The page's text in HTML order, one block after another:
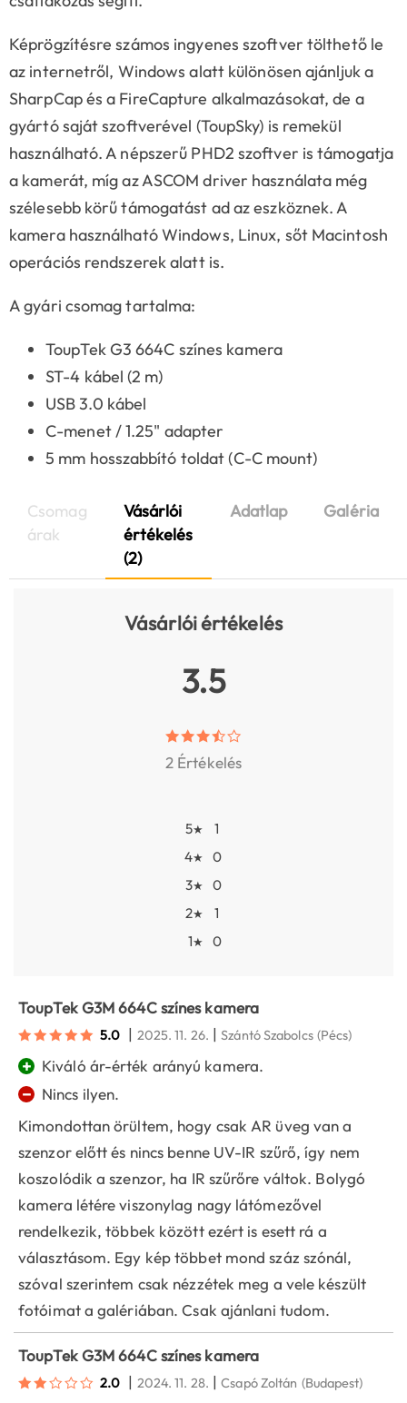
Képrögzítésre számos ingyenes szoftver tölthető le
az internetről, Windows alatt különösen ajánljuk a
SharpCap és a FireCapture alkalmazásokat, de a
gyártó saját szoftverével (ToupSky) is remekül
használható. A népszerű PHD2 szoftver is támogatja
a kamerát, míg az ASCOM driver használata még
szélesebb körű támogatást ad az eszköznek. A
kamera használható Windows, Linux, sőt Macintosh
operációs rendszerek alatt is.
A gyári csomag tartalma:
ToupTek G3 664C színes kamera
ST-4 kábel (2 m)
USB 3.0 kábel
C-menet / 1.25" adapter
5 mm hosszabbító toldat (C-C mount)
Csomag
árak
Vásárlói
értékelés
(2)
Adatlap Galéria
Vásárlói értékelés
3.5
2 Értékelés
5★
1
4★
0
3★
0
2★
1
1★ 0
ToupTek G3M 664C színes kamera
5.0 | 2025. 11. 26. |Szántó Szabolcs (Pécs)
+ Kiváló ár-érték arányú kamera.
−
Nincs ilyen.
Kimondottan örültem, hogy csak AR üveg van a
szenzor előtt és nincs benne UV-IR szűrő, így nem
koszolódik a szenzor, ha IR szűrőre váltok. Bolygó
kamera létére viszonylag nagy látómezővel
rendelkezik, többek között ezért is esett rá a
választásom. Egy kép többet mond száz szónál,
szóval szerintem csak nézzétek meg a vele készült
fotóimat a galériában. Csak ajánlani tudom.
ToupTek G3M 664C színes kamera
2.0 | 2024. 11. 28. |Csapó Zoltán (Budapest)